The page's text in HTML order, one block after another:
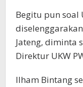
Begitu pun soal
diselenggarakan
Jateng, diminta
Direktur UKW
Ilham Bintang